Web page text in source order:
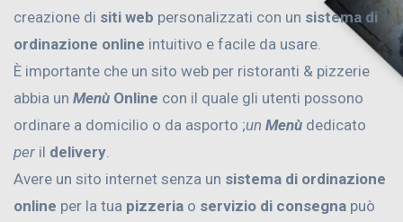
creazione di siti web personalizzati con un sistema di
ordinazione online intuitivo e facile da usare.
È importante che un sito web per ristoranti & pizzerie
abbia un Menù Online con il quale gli utenti possono
ordinare a domicilio o da asporto ;un Menù dedicato
per il delivery
Avere un sito internet senza un sistema di ordinazione
online per la tua pizzeria o servizio di consegna può